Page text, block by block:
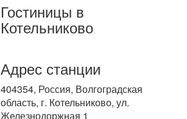
Гостиницы в
Котельниково
Адрес станции
404354, Россия, Волгоградская
область, г. Котельниково, ул.
Железнодоржная 1